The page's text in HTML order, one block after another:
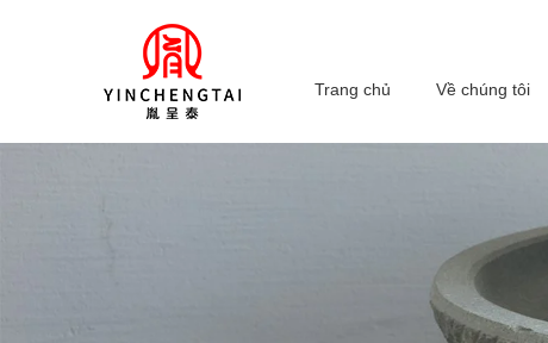
Trang chủ Về chúng tôi